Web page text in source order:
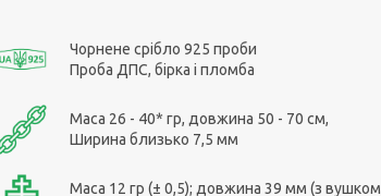
Чорнене срібло 925 проби
Проба ДПС, бірка і пломба
Маса 26 - 40* гр, довжина 50 - 70 см,
Ширина близько 7,5 мм
Маса 12 гр (± 0,5); довжина 39 мм (з вушком